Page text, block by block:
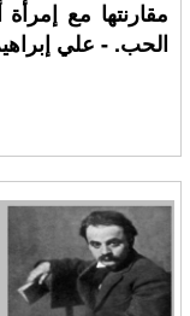
مقارنتها مع
الحب. - علي